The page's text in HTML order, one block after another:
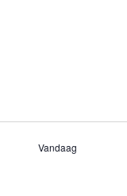
Vandaag